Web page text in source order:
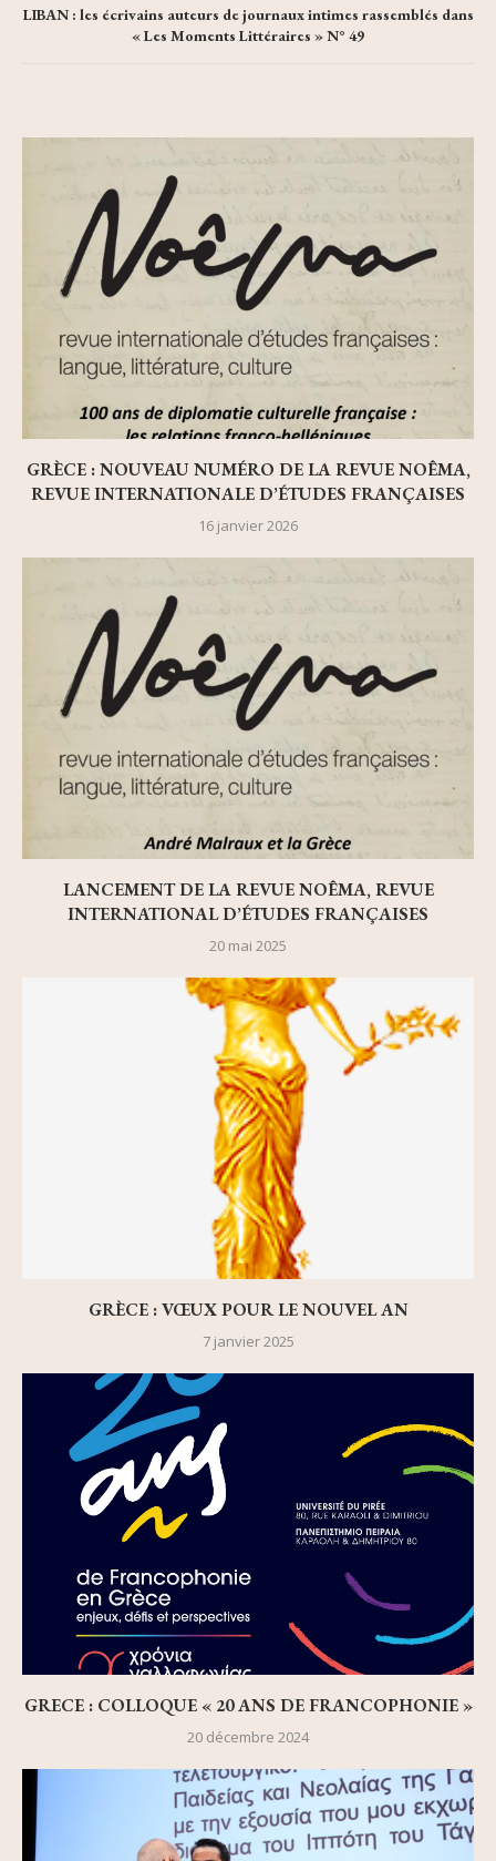
LIBAN : les écrivains auteurs de journaux intimes rassemblés dans
« Les Moments Littéraires » N° 49
GRÈCE : NOUVEAU NUMÉRO DE LA REVUE NOÊMA,
REVUE INTERNATIONALE D’ÉTUDES FRANÇAISES
16 janvier 2026
LANCEMENT DE LA REVUE NOÊMA, REVUE
INTERNATIONAL D’ÉTUDES FRANÇAISES
20 mai 2025
GRÈCE : VŒUX POUR LE NOUVEL AN
7 janvier 2025
GRECE : COLLOQUE « 20 ANS DE FRANCOPHONIE »
20 décembre 2024